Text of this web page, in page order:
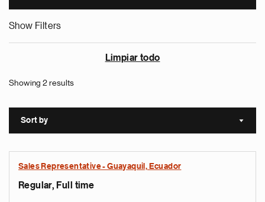
Show Filters
Limpiar todo
Showing 2 results
Sort by Sort
Sales Representative - Guayaquil, Ecuador
Regular, Full time